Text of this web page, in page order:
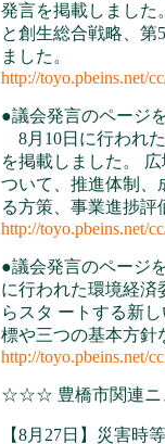
発言を掲載しました
と創生総合戦略、第
ました。
http://toyo.pbeins.net/
●議会発言のページ
8月10日に行われ
を掲載しました。
ついて、推進体制、
る方策、事業進捗評
http://toyo.pbeins.net/
●議会発言のページ
に行われた環境経済
らスタ ートする新
標や三つの基本方針
http://toyo.pbeins.net/
☆☆☆ 豊橋市関連
【8月27日】災害時